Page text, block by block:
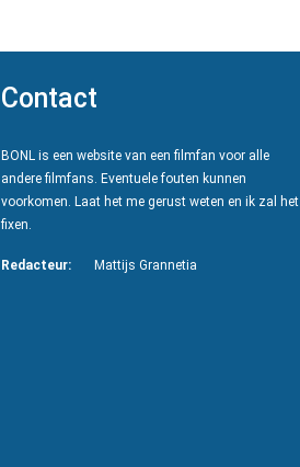
Contact
BONL is een website van een filmfan voor alle
andere filmfans. Eventuele fouten kunnen
voorkomen. Laat het me gerust weten en ik zal het
fixen.
Redacteur: Mattijs Grannetia